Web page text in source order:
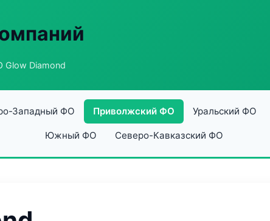
Glow Diamond
Западный ФО Приволжский ФО Уральский ФО
Южный ФО Северо-Кавказский ФО